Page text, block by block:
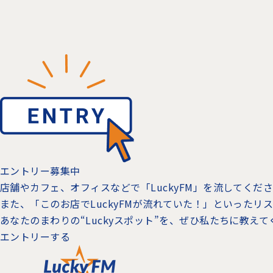
エントリー募集中
店舗やカフェ、オフィスなどで「LuckyFM」を流してくだ
また、「このお店でLuckyFMが流れていた！」といったリ
あなたのまわりの“Luckyスポット”を、ぜひ私たちに教えて
エントリーする